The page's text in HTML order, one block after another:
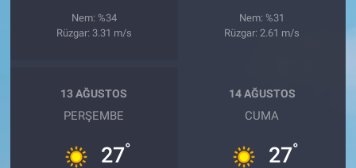
Nem: %34
Rüzgar: 3.31 m/s
Nem: %31
Rüzgar: 2.61 m/s
13 AĞUSTOS
PERŞEMBE
27°
14 AĞUSTOS
CUMA
27°